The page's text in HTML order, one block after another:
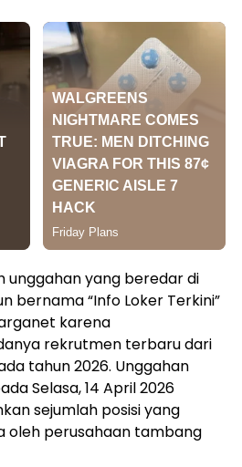
unggahan yang beredar di
bernama “Info Loker Terkini”
karena
rekrutmen terbaru dari
tahun 2026. Unggahan
Selasa, 14 April 2026
sejumlah posisi yang
oleh perusahaan tambang